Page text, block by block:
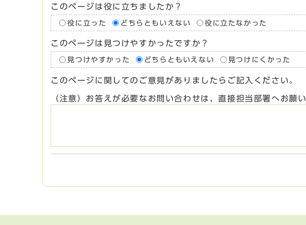
このページは役に立ちましたか？
役に立った どちらともいえない 役に立たなかった
このページは見つけやすかったですか？
見つけやすかった どちらともいえない 見つけにくかった
このページに関してのご意見がありましたらご記入ください。
（注意）お答えが必要なお問い合わせは、直接担当部署へお願